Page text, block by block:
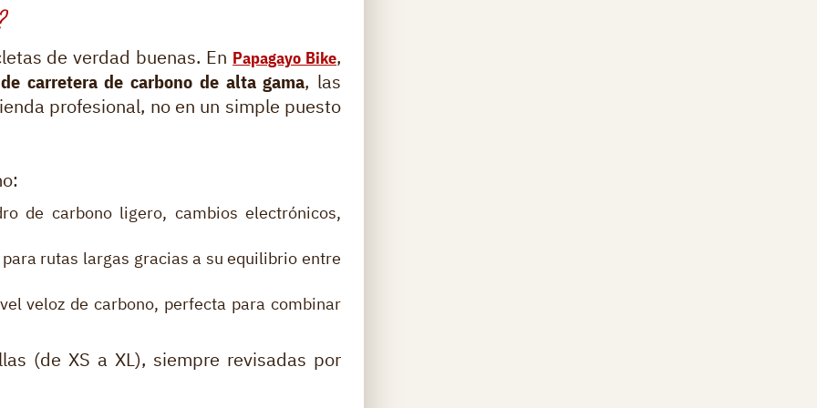
de verdad buenas. En Papagayo Bike,
carretera de carbono de alta gama, las
profesional, no en un simple puesto
de carbono ligero, cambios electrónicos,
rutas largas gracias a su equilibrio entre
veloz de carbono, perfecta para combinar
(de XS a XL), siempre revisadas por